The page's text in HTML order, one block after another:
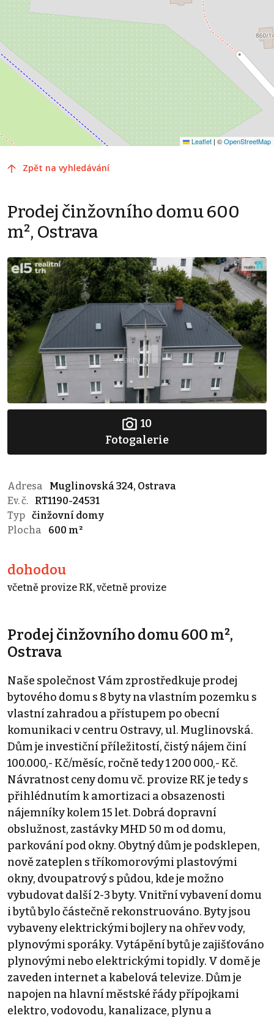
Leaflet | ©OpenStreetMap
Zpět na vyhledávání
Prodej činžovního domu 600
m², Ostrava
10
Fotogalerie
Adresa
Muglinovská 324, Ostrava
Ev. č.
RT1190-24531
Typ činžovní domy
Plocha
600 m²
dohodou
včetně provize RK, včetně provize
Prodej činžovního domu 600 m²,
Ostrava
Naše společnost Vám zprostředkuje prodej
bytového domu s 8 byty na vlastním pozemku s
vlastní zahradou a přístupem po obecní
komunikaci v centru Ostravy, ul. Muglinovská.
Dům je investiční příležitostí, čistý nájem činí
100.000,- Kč/měsíc, ročně tedy 1 200 000,- Kč.
Návratnost ceny domu vč. provize RK je tedy s
přihlédnutím k amortizaci a obsazenosti
nájemníky kolem 15 let. Dobrá dopravní
obslužnost, zastávky MHD 50 m od domu,
parkování pod okny. Obytný dům je podsklepen,
nově zateplen s tříkomorovými plastovými
okny, dvoupatrový s půdou, kde je možno
vybudovat další 2-3 byty. Vnitřní vybavení domu
i bytů bylo částečně rekonstruováno. Byty jsou
vybaveny elektrickými bojlery na ohřev vody,
plynovými sporáky. Vytápění bytů je zajišťováno
plynovými nebo elektrickými topidly. V domě je
zaveden internet a kabelová televize. Dům je
napojen na hlavní městské řády přípojkami
elektro, vodovodu, kanalizace, plynu a